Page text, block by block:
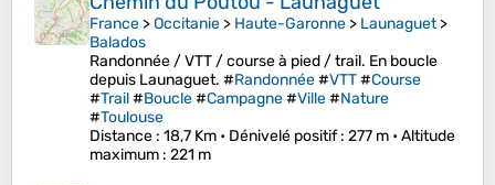
France >Occitanie > Haute-Garonne > Launaguet>
Balados
Randonnée / VTT / course à pied / trail. En boucle
depuis Launaguet. #Randonnée#VTT#Course
#Trail#Boucle#Campagne#Ville#Nature
#Toulouse
Distance : 18,7 Km • Dénivelé positif: 277 m •Altitude
maximum : 221 m